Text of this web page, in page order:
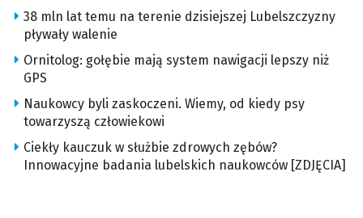
38 mln lat temu na terenie dzisiejszej Lubelszczyzny
pływały walenie
Ornitolog: gołębie mają system nawigacji lepszy niż
GPS
Naukowcy byli zaskoczeni. Wiemy, od kiedy psy
towarzyszą człowiekowi
Ciekły kauczuk w służbie zdrowych zębów?
Innowacyjne badania lubelskich naukowców [ZDJĘCIA]